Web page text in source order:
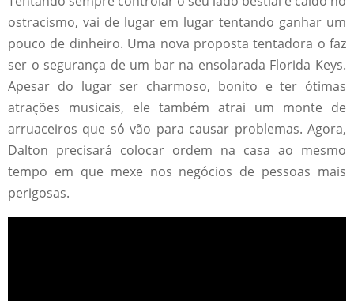
ostracismo, vai de lugar em lugar tentando ganhar um
pouco de dinheiro. Uma nova proposta tentadora o faz
ser o segurança de um bar na ensolarada Florida Keys.
Apesar do lugar ser charmoso, bonito e ter ótimas
atrações musicais, ele também atrai um monte de
arruaceiros que só vão para causar problemas. Agora,
Dalton precisará colocar ordem na casa ao mesmo
tempo em que mexe nos negócios de pessoas mais
perigosas.